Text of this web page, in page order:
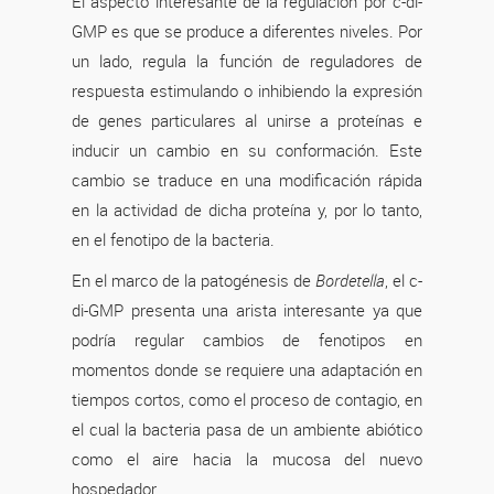
GMP es que se produce a diferentes niveles. Por
un lado, regula la función de reguladores de
respuesta estimulando o inhibiendo la expresión
de genes particulares al unirse a proteínas e
inducir un cambio en su conformación. Este
cambio se traduce en una modificación rápida
en la actividad de dicha proteína y, por lo tanto,
en el fenotipo de la bacteria.
En el marco de la patogénesis de Bordetella, el c-
di-GMP presenta una arista interesante ya que
podría regular cambios de fenotipos en
momentos donde se requiere una adaptación en
tiempos cortos, como el proceso de contagio, en
el cual la bacteria pasa de un ambiente abiótico
como el aire hacia la mucosa del nuevo
hospedador.